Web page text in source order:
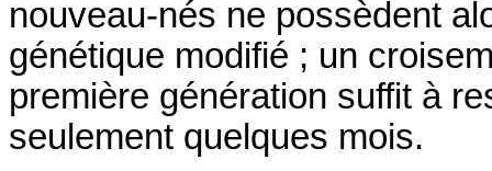
nouveau-nés ne possèdent
génétique modifié ; un
première génération suffit à
seulement quelques mois.